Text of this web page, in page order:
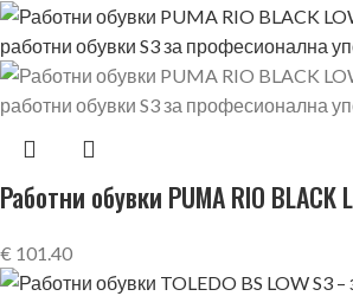
Работни обувки PUMA RIO BLACK
€ 101.40